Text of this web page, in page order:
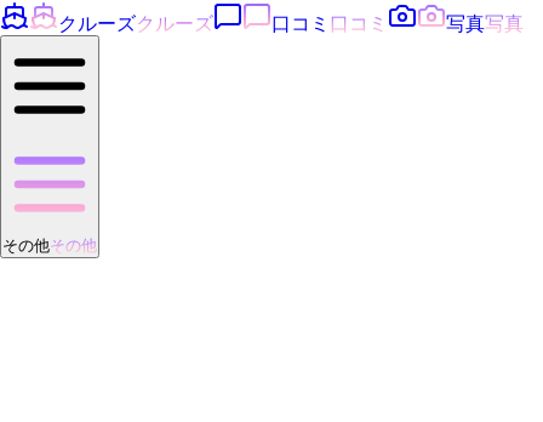
クルーズクルーズ 口コミ 口コミ 写真写真
その他その他